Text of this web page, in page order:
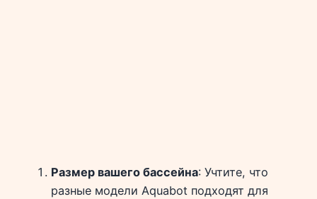
Размер вашего бассейна: Учтите, что
разные модели Aquabot подходят для